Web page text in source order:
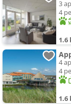
3
4
1.6
4
4
1.6